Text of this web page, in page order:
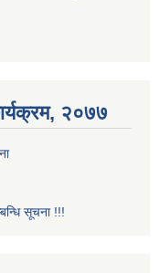
२०७७
सूचना !!!